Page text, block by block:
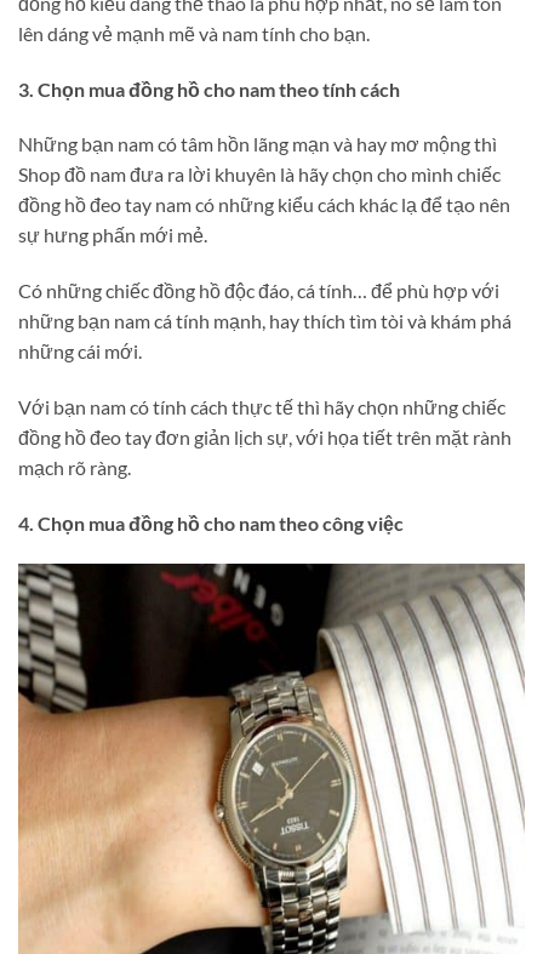
lên dáng vẻ mạnh mẽ và nam tính cho bạn.
3. Chọn mua đồng hồ cho nam theo tính cách
Những bạn nam có tâm hồn lãng mạn và hay mơ mộng thì
Shop đồ nam đưa ra lời khuyên là hãy chọn cho mình chiếc
đồng hồ đeo tay nam có những kiểu cách khác lạ để tạo nên
sự hưng phấn mới mẻ.
Có những chiếc đồng hồ độc đáo, cá tính… để phù hợp với
những bạn nam cá tính mạnh, hay thích tìm tòi và khám phá
những cái mới.
Với bạn nam có tính cách thực tế thì hãy chọn những chiếc
đồng hồ đeo tay đơn giản lịch sự, với họa tiết trên mặt rành
mạch rõ ràng.
4. Chọn mua đồng hồ cho nam theo công việc